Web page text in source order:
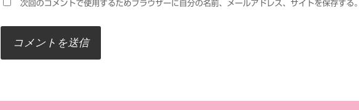
次回のコメントで使用するためブラウザーに自分の名前、メールアドレス、サイトを保存する。